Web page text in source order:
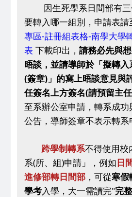
因生死學系日間部有三
要轉入哪一組別，申請表請
專區-註冊組表格-南學大學
表 下載印出，請務必先與
晤談，並請導師於「擬轉
(簽章)」的寫上晤談意見與
任簽名上方簽名(請預留主
至系辦公室申請，轉系成
公告，導師簽章不表示轉系
跨學制轉系不得使用校
系(所、組)申請 」 ，例如日
進修部轉日間部 ，可從寒假
學考入學，大一需讀完"完